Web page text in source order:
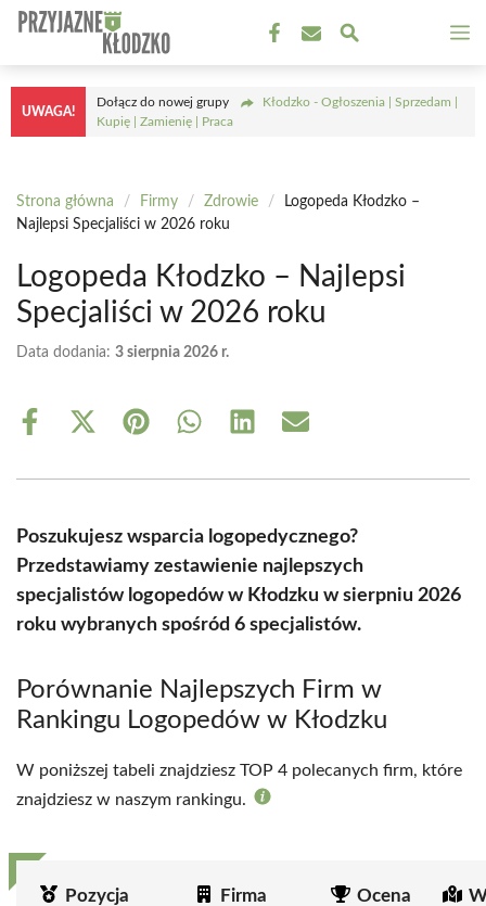
Przejdź
treści
UWAGA!
Dołącz do nowej grupy
Kłodzko - Ogłoszenia | Sprzedam |
Kupię | Zamienię | Praca
Strona główna / Firmy / Zdrowie /
Logopeda Kłodzko –
Najlepsi Specjaliści w 2026 roku
Logopeda Kłodzko – Najlepsi
Specjaliści w 2026 roku
Data dodania: 3 sierpnia 2026 r.
Share
Share
(Twitter)
Share Share Share Share
Poszukujesz wsparcia logopedycznego?
Przedstawiamy zestawienie najlepszych
specjalistów logopedów w Kłodzku w sierpniu 2026
roku wybranych spośród 6 specjalistów.
Porównanie Najlepszych Firm w
Rankingu Logopedów w Kłodzku
W poniższej tabeli znajdziesz TOP 4 polecanych firm, które
znajdziesz w naszym rankingu.
Pozycja Firma Ocena